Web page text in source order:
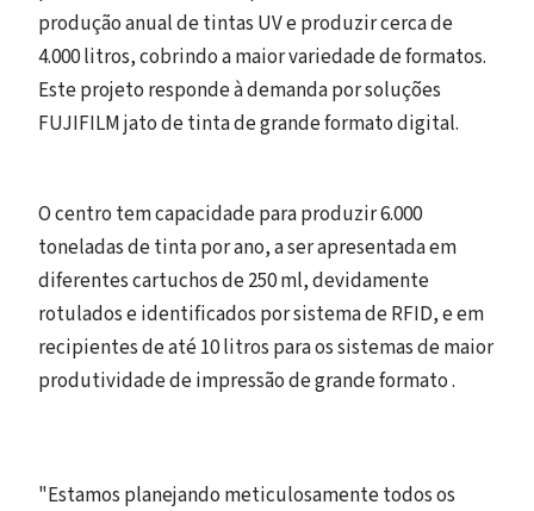
produção anual de tintas UV e produzir cerca de
4.000 litros, cobrindo a maior variedade de formatos.
Este projeto responde à demanda por soluções
FUJIFILM jato de tinta de grande formato digital.
O centro tem capacidade para produzir 6.000
toneladas de tinta por ano, a ser apresentada em
diferentes cartuchos de 250 ml, devidamente
rotulados e identificados por sistema de RFID, e em
recipientes de até 10 litros para os sistemas de maior
produtividade de impressão de grande formato .
"Estamos planejando meticulosamente todos os